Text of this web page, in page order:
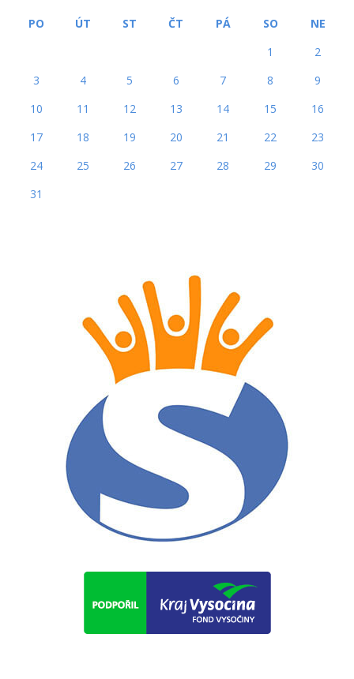
PO ÚT ST ČT PÁ SO
NE
1
2
3
4 5 6 7 8
9
10
11 12 13 14 15
16
17
18 19 20 21 22
23
24
25 26 27 28 29
30
31